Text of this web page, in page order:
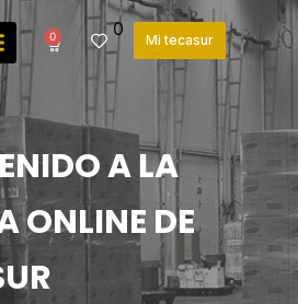
0 0
Mi tecasur
A LA
ONLINE DE